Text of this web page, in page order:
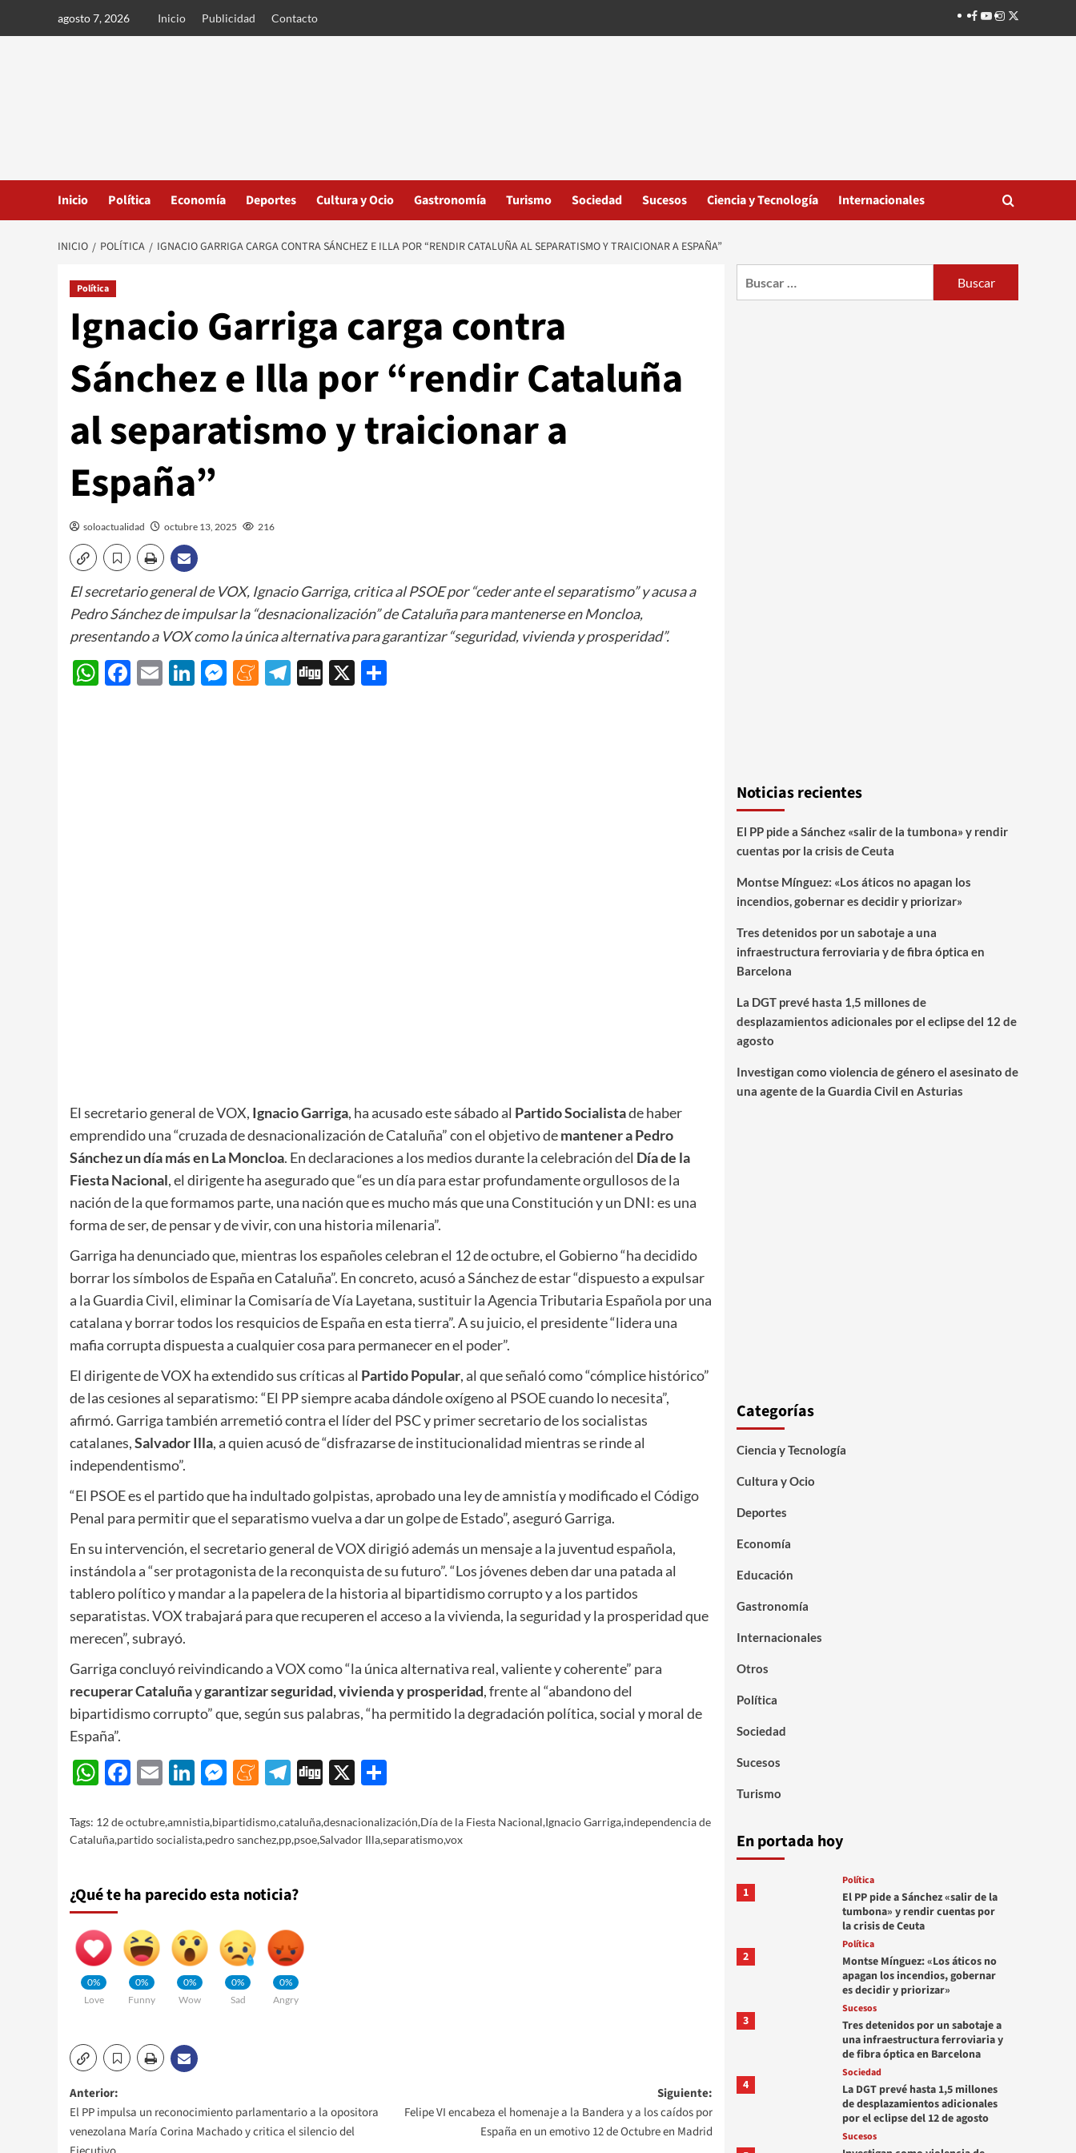
agosto 7, 2026 Inicio Publicidad Contacto Facebook
Youtube
Instagram
Twitter
Inicio Política Economía Deportes Cultura y Ocio Gastronomía Turismo Sociedad Sucesos Ciencia y Tecnología Internacionales
INICIO POLÍTICA IGNACIO GARRIGA CARGA CONTRA SÁNCHEZ E ILLA POR “RENDIR CATALUÑA AL SEPARATISMO Y TRAICIONAR A ESPAÑA”
Política
Ignacio Garriga carga contra
Sánchez e Illa por “rendir Cataluña
al separatismo y traicionar a
España”
soloactualidad octubre 13, 2025 216
El secretario general de VOX, Ignacio Garriga, critica al PSOE por “ceder ante el separatismo” y acusa a
Pedro Sánchez de impulsar la “desnacionalización” de Cataluña para mantenerse en Moncloa,
presentando a VOX como la única alternativa para garantizar “seguridad, vivienda y prosperidad”.
WhatsApp
Facebook
EmailLinkedIn
Messenger
Meneame
Telegram
Digg
X
El secretario general de VOX, Ignacio Garriga, ha acusado este sábado al Partido Socialistade haber
emprendido una “cruzada de desnacionalización de Cataluña” con el objetivo demantener a Pedro
Sánchez un día más en La Moncloa. En declaraciones a los medios durante la celebración del Día de la
Fiesta Nacional, el dirigente ha asegurado que “es un día para estar profundamente orgullosos de la
nación de la que formamos parte, una nación que es mucho más que una Constitución y un DNI: es una
forma de ser, de pensar y de vivir, con una historia milenaria”.
Garriga ha denunciado que, mientras los españoles celebran el 12 de octubre, el Gobierno “ha decidido
borrar los símbolos de España en Cataluña”. En concreto, acusó a Sánchez de estar “dispuesto a expulsar
a la Guardia Civil, eliminar la Comisaría de Vía Layetana, sustituir la Agencia Tributaria Española por una
catalana y borrar todos los resquicios de España en esta tierra”. A su juicio, el presidente “lidera una
mafia corrupta dispuesta a cualquier cosa para permanecer en el poder”.
El dirigente de VOX ha extendido sus críticas al Partido Popular, al que señaló como “cómplice histórico”
de las cesiones al separatismo: “El PP siempre acaba dándole oxígeno al PSOE cuando lo necesita”,
afirmó. Garriga también arremetió contra el líder del PSC y primer secretario de los socialistas
catalanes,Salvador Illa, a quien acusó de “disfrazarse de institucionalidad mientras se rinde al
independentismo”.
“El PSOE es el partido que ha indultado golpistas, aprobado una ley de amnistía y modificado el Código
Penal para permitir que el separatismo vuelva a dar un golpe de Estado”, aseguró Garriga.
En su intervención, el secretario general de VOX dirigió además un mensaje a la juventud española,
instándola a “ser protagonista de la reconquista de su futuro”. “Los jóvenes deben dar una patada al
tablero político y mandar a la papelera de la historia al bipartidismo corrupto y a los partidos
separatistas. VOX trabajará para que recuperen el acceso a la vivienda, la seguridad y la prosperidad que
merecen”, subrayó.
Garriga concluyó reivindicando a VOX como “la única alternativa real, valiente y coherente” para
recuperar Cataluñaygarantizar seguridad, vivienda y prosperidad, frente al “abandono del
bipartidismo corrupto” que, según sus palabras, “ha permitido la degradación política, social y moral de
España”.
WhatsApp
Facebook
EmailLinkedIn
Messenger
Meneame
Telegram
Digg
X
Tags: 12 de octubre,amnistia,bipartidismo,cataluña,desnacionalización,Día de la Fiesta Nacional,Ignacio Garriga,independencia de
Cataluña,partido socialista,pedro sanchez,pp,psoe,Salvador Illa,separatismo,vox
¿Qué te ha parecido esta noticia?
0%
Love
0%
Funny
0%
Wow
0%
Sad
0%
Angry
Navegación
de
Anterior:
El PP impulsa un reconocimiento parlamentario a la opositora
venezolana María Corina Machado y critica el silencio del
Siguiente:
Felipe VI encabeza el homenaje a la Bandera y a los caídos por
España en un emotivo 12 de Octubre en Madrid
Noticias recientes
El PP pide a Sánchez «salir de la tumbona» y rendir
cuentas por la crisis de Ceuta
Montse Mínguez: «Los áticos no apagan los
incendios, gobernar es decidir y priorizar»
Tres detenidos por un sabotaje a una
infraestructura ferroviaria y de fibra óptica en
Barcelona
La DGT prevé hasta 1,5 millones de
desplazamientos adicionales por el eclipse del 12 de
agosto
Investigan como violencia de género el asesinato de
una agente de la Guardia Civil en Asturias
Categorías
Ciencia y Tecnología
Cultura y Ocio
Deportes
Economía
Educación
Gastronomía
Internacionales
Otros
Política
Sociedad
Sucesos
Turismo
En portada hoy
1
Política
El PP pide a Sánchez «salir de la
tumbona» y rendir cuentas por
la crisis de Ceuta
2
Política
Montse Mínguez: «Los áticos no
apagan los incendios, gobernar
es decidir y priorizar»
3
Sucesos
Tres detenidos por un sabotaje a
una infraestructura ferroviaria y
de fibra óptica en Barcelona
4
Sociedad
La DGT prevé hasta 1,5 millones
de desplazamientos adicionales
por el eclipse del 12 de agosto
Sucesos